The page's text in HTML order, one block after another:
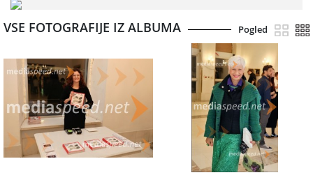
VSE FOTOGRAFIJE IZ ALBUMA Pogled